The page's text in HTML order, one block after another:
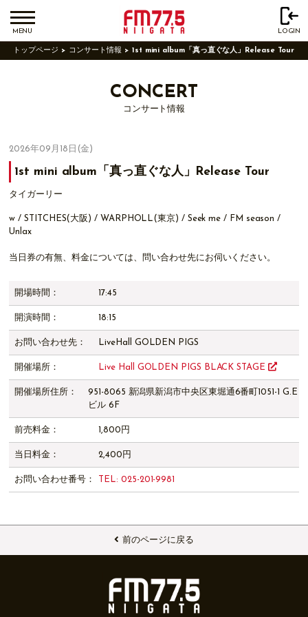
MENU LOGIN
トップページ コンサート情報 1st mini album「真っ直ぐな人」Release Tour
CONCERT
コンサート情報
2026年09月18日(金)
1st mini album「真っ直ぐな人」Release Tour
タイガーリー
w / STITCHES(大阪) / WARPHOLL(東京) / Seek me / FM season /
Unlax
当日券の有無、料金については、問い合わせ先にお伺いください。
開場時間： 17:45
開演時間： 18:15
お問い合わせ先： LiveHall GOLDEN PIGS
開催場所： Live Hall GOLDEN PIGS BLACK STAGE
開催場所住所：
951-8065 新潟県新潟市中央区東堀通6番町1051-1 G.E
ビル 6F
前売料金： 1,800円
当日料金： 2,400円
お問い合わせ番号： TEL: 025-201-9981
前のページに戻る